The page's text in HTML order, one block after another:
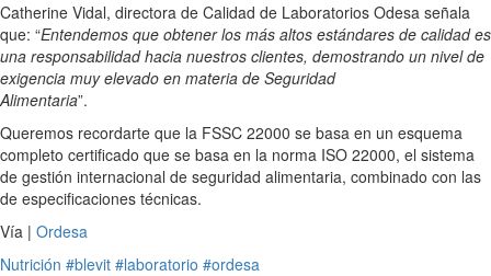
Catherine Vidal, directora de Calidad de Laboratorios Odesa señala
que: “Entendemos que obtener los más altos estándares de calidad es
una responsabilidad hacia nuestros clientes, demostrando un nivel de
exigencia muy elevado en materia de Seguridad
Alimentaria”.
Queremos recordarte que la FSSC 22000 se basa en un esquema
completo certificado que se basa en la norma ISO 22000, el sistema
de gestión internacional de seguridad alimentaria, combinado con las
de especificaciones técnicas.
Vía | Ordesa
Nutrición #blevit #laboratorio #ordesa